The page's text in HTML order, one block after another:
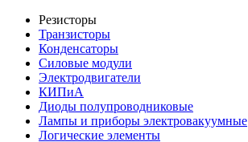
Резисторы
Транзисторы
Конденсаторы
Силовые модули
Электродвигатели
КИПиА
Диоды полупроводниковые
Лампы и приборы электровакуумные
Логические элементы